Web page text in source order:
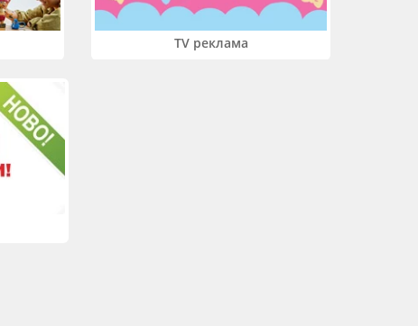
TV реклама